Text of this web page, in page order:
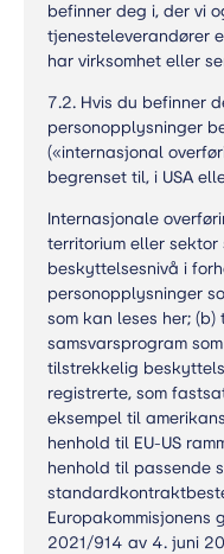
befinner deg i, der vi
tjenesteleverandører
har virksomhet eller
7.2. Hvis du befinner
personopplysninger
(«internasjonal
begrenset til, i USA
Internasjonale
territorium eller
beskyttelsesnivå i
personopplysninger
som kan leses her;
samsvarsprogram
tilstrekkelig
registrerte, som
eksempel til
henhold til EU-US
henhold til passende
Europakommisjonens
2021/914 av 4. juni